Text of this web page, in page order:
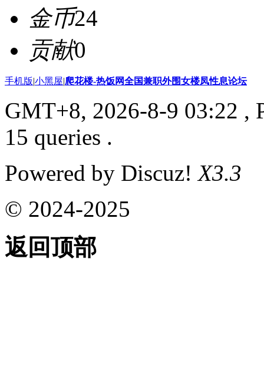
金币24
贡献0
手机版|小黑屋|爬花楼-热饭网全国兼职外围女楼凤性息论坛
GMT+8, 2026-8-9 03:22 ,
15 queries .
Powered by Discuz!X3.3
© 2024-2025
返回顶部